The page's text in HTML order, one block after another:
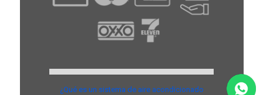
¿Qué es un sistema de aire acondicionado